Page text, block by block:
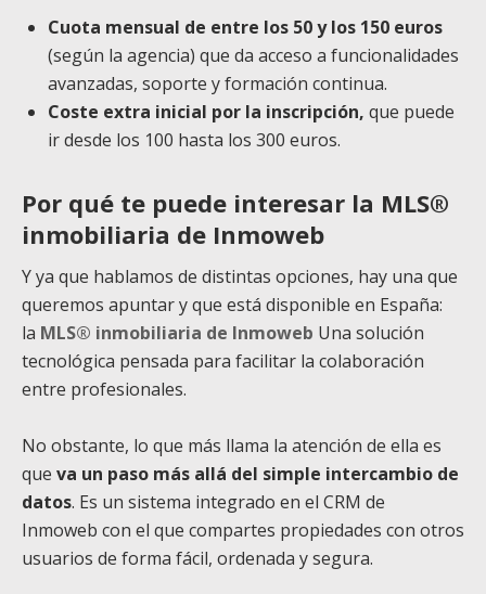
Cuota mensual de entre los 50 y los 150 euros
(según la agencia) que da acceso a funcionalidades
avanzadas, soporte y formación continua.
Coste extra inicial por la inscripción, que puede
ir desde los 100 hasta los 300 euros.
Por qué te puede interesar la MLS®
inmobiliaria de Inmoweb
Y ya que hablamos de distintas opciones, hay una que
queremos apuntar y que está disponible en España:
la MLS® inmobiliaria de Inmoweb Una solución
tecnológica pensada para facilitar la colaboración
entre profesionales.
No obstante, lo que más llama la atención de ella es
que va un paso más allá del simple intercambio de
datos. Es un sistema integrado en el CRM de
Inmoweb con el que compartes propiedades con otros
usuarios de forma fácil, ordenada y segura.